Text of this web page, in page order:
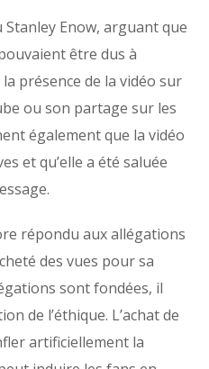
Enow, arguant que
être dus à
présence de la vidéo sur
ou son partage sur les
également que la vidéo
et qu’elle a été saluée
répondu aux allégations
des vues pour sa
sont fondées, il
de l’éthique. L’achat de
artificiellement la